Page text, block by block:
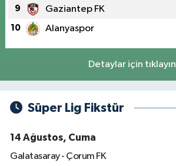
9 Gaziantep FK
10 Alanyaspor
Detaylar için tıklayın
Süper Lig Fikstür
14 Ağustos, Cuma
Galatasaray - Çorum FK